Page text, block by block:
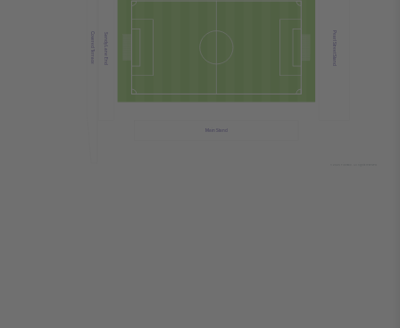
Main Stand
Pearl Street Stand
Sandy Lane End
Covered Terrace